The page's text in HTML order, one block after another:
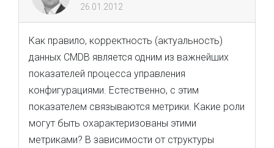
26.01.2012
Как правило, корректность (актуальность)
данных CMDB является одним из важнейших
показателей процесса управления
конфигурациями. Естественно, с этим
показателем связываются метрики. Какие роли
могут быть охарактеризованы этими
метриками? В зависимости от структуры